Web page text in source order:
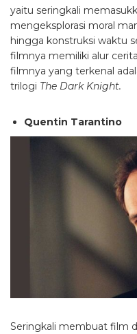
yaitu seringkali
mengeksplorasi moral
hingga konstruksi waktu
filmnya memiliki alur
filmnya yang terkenal
trilogi The Dark Knight.
Quentin Tarantino
Seringkali membuat film